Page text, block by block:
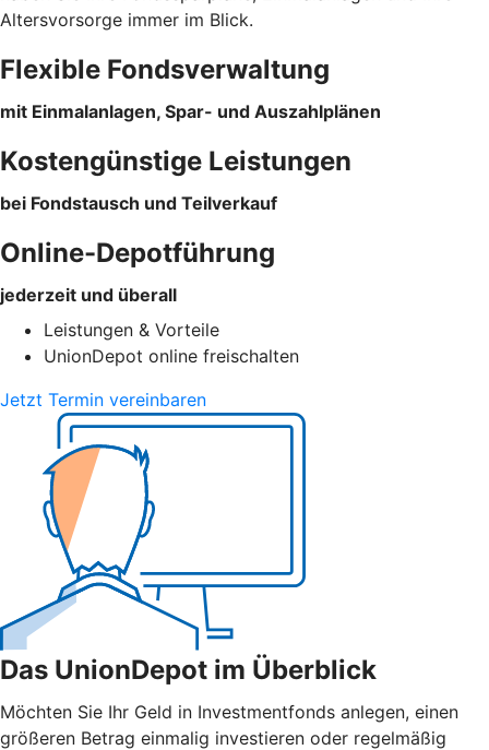
Altersvorsorge immer im Blick.
Flexible Fondsverwaltung
mit Einmalanlagen, Spar- und Auszahlplänen
Kostengünstige Leistungen
bei Fondstausch und Teilverkauf
Online-Depotführung
jederzeit und überall
Leistungen & Vorteile
UnionDepot online freischalten
Jetzt Termin vereinbaren
Das UnionDepot im Überblick
Möchten Sie Ihr Geld in Investmentfonds anlegen, einen
größeren Betrag einmalig investieren oder regelmäßig